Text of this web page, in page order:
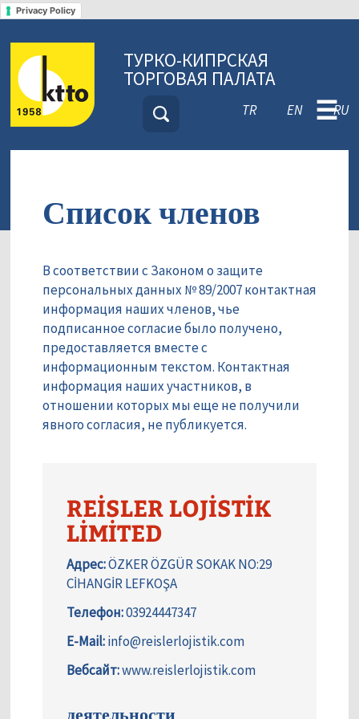
Privacy Policy
ТУРКО-КИПРСКАЯ
ТОРГОВАЯ ПАЛАТА
TR EN RU
☰
Список членов
В соответствии с Законом о защите
персональных данных № 89/2007 контактная
информация наших членов, чье
подписанное согласие было получено,
предоставляется вместе с
информационным текстом. Контактная
информация наших участников, в
отношении которых мы еще не получили
явного согласия, не публикуется.
REİSLER LOJİSTİK
LİMİTED
Адрес:ÖZKER ÖZGÜR SOKAK NO:29
CİHANGİR LEFKOŞA
Телефон:03924447347
E-Mail:info@reislerlojistik.com
Вебсайт:www.reislerlojistik.com
деятельности